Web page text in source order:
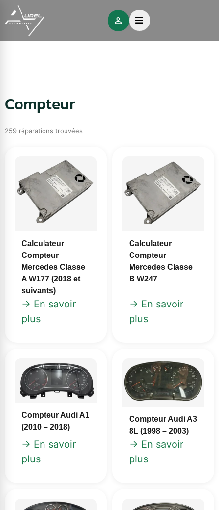
Compteur
259 réparations trouvées
Calculateur
Compteur
Mercedes Classe
A W177 (2018 et
suivants)
→ En savoir
plus
Calculateur
Compteur
Mercedes Classe
B W247
→ En savoir
plus
Compteur Audi A1
(2010 – 2018)
→ En savoir
plus
Compteur Audi A3
8L (1998 – 2003)
→ En savoir
plus